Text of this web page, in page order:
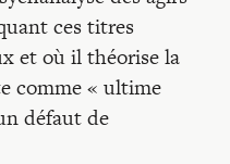
ces titres
et où il théorise la
comme « ultime
défaut de